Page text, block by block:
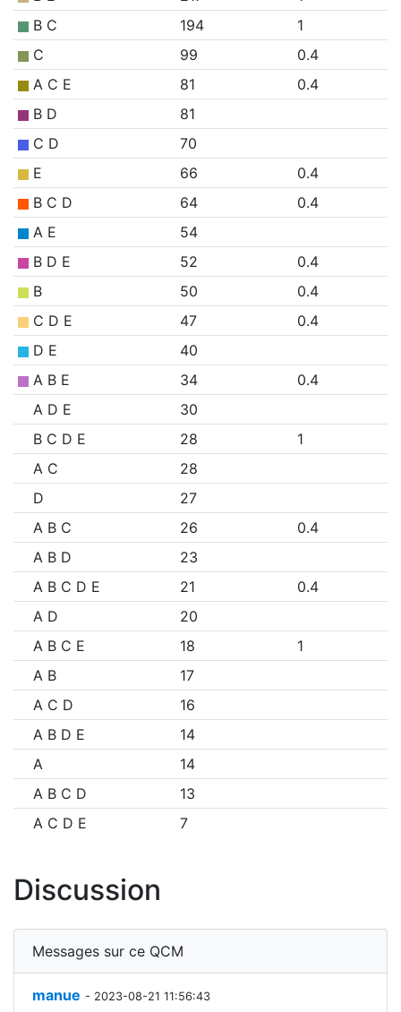
B C
194
1
C
99
0.4
A C E
81
0.4
B D
81
C D
70
E
66
0.4
B C D
64
0.4
A E
54
B D E
52
0.4
B
50
0.4
C D E
47
0.4
D E
40
A B E
34
0.4
A D E
30
B C D E
28
1
A C
28
D
27
A B C
26
0.4
A B D
23
A B C D E
21
0.4
A D
20
A B C E
18
1
A B
17
A C D
16
A B D E
14
A
14
A B C D
13
A C D E
7
Discussion
Messages sur ce QCM
manue - 2023-08-21 11:56:43